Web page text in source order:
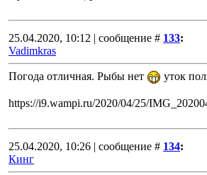
25.04.2020, 10:12 | сообщение # 133:
Vadimkras
Погода отличная. Рыбы нет уток
https://i9.wampi.ru/2020/04/25/
25.04.2020, 10:26 | сообщение # 134:
Кинг